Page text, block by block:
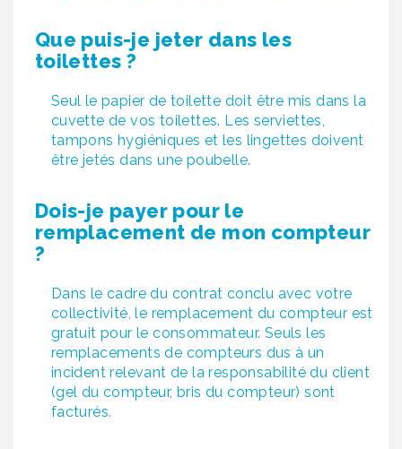
Que puis-je jeter dans les
toilettes ?
Seul le papier de toilette doit être mis dans la
cuvette de vos toilettes. Les serviettes,
tampons hygiéniques et les lingettes doivent
être jetés dans une poubelle.
Dois-je payer pour le
remplacement de mon compteur
?
Dans le cadre du contrat conclu avec votre
collectivité, le remplacement du compteur est
gratuit pour le consommateur. Seuls les
remplacements de compteurs dus à un
incident relevant de la responsabilité du client
(gel du compteur, bris du compteur) sont
facturés.